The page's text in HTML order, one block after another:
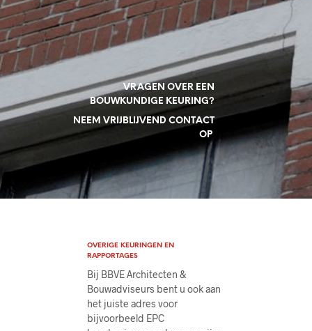
VRAGEN OVER EEN
BOUWKUNDIGE KEURING?
NEEM VRIJBLIJVEND CONTACT
OP
OVERIGE KEURINGEN EN
RAPPORTAGES
Bij BBVE Architecten &
Bouwadviseurs bent u ook aan
het juiste adres voor
bijvoorbeeld EPC